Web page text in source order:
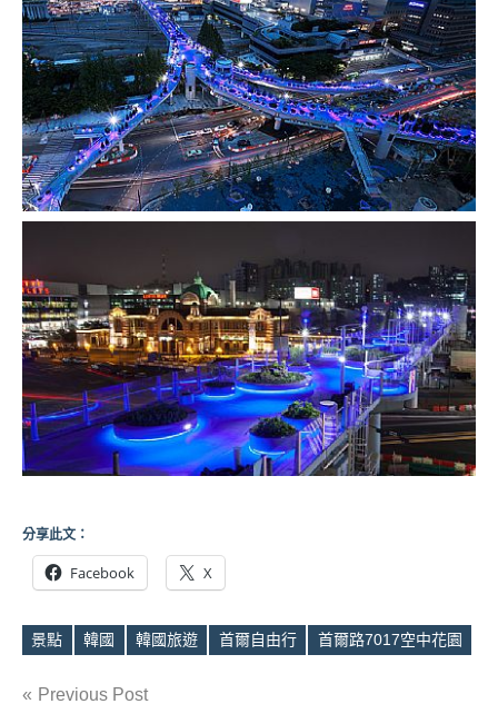
分享此文：
Facebook X
Tags
景點 韓國 韓國旅遊 首爾自由行 首爾路7017空中花園
Previous Post